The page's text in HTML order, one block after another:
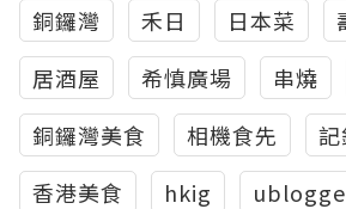
銅鑼灣 禾日 日本菜
居酒屋
希慎廣場 串燒
銅鑼灣美食
相機食先
香港美食
hkig